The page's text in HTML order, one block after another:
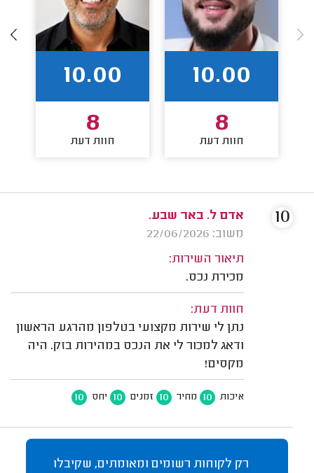
10.00
8
חוות דעת
10.00
8
חוות דעת
אדם ל. באר שבע.
משוב: 22/06/2026
תיאור השירות:
מכירת נכס.
חוות דעת:
נתן לי שירות מקצועי בטלפון מהרגע הראשון
ודאג למכור לי את הנכס במהירות בזק. היה
מקסים!
איכות 10 מחיר 10 זמנים 10 יחס 10
10
רק לקוחות רשומים ומאומתים, שקיבלו